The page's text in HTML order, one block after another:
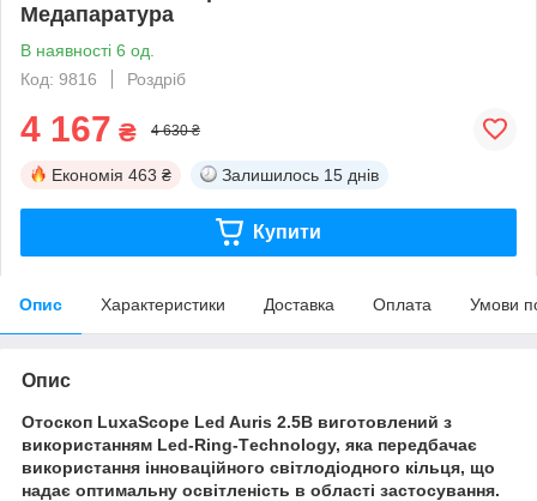
Медапаратура
В наявності 6 од.
Код: 9816
Роздріб
4 167 ₴ 4 630 ₴
Економія 463 ₴ Залишилось 15 днів
Купити
Опис Характеристики Доставка Оплата Умови
Опис
Отоскоп LuxaScope Led Auris 2.5В виготовлений з
використанням Led-Ring-Тechnology, яка передбачає
використання інноваційного світлодіодного кільця, що
надає оптимальну освітленість в області застосування.